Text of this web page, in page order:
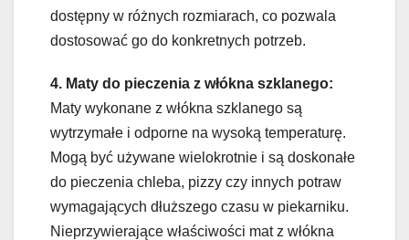
dostępny w różnych rozmiarach, co pozwala
dostosować go do konkretnych potrzeb.
4. Maty do pieczenia z włókna szklanego:
Maty wykonane z włókna szklanego są
wytrzymałe i odporne na wysoką temperaturę.
Mogą być używane wielokrotnie i są doskonałe
do pieczenia chleba, pizzy czy innych potraw
wymagających dłuższego czasu w piekarniku.
Nieprzywierające właściwości mat z włókna